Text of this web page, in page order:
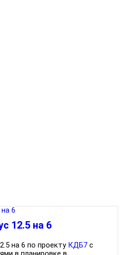
12.5 на 6
на 6 по проекту КДБ7с